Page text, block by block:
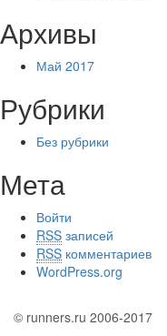
Архивы
Май 2017
Рубрики
Без рубрики
Мета
Войти
RSS записей
RSS комментариев
WordPress.org
© runners.ru 2006-2017